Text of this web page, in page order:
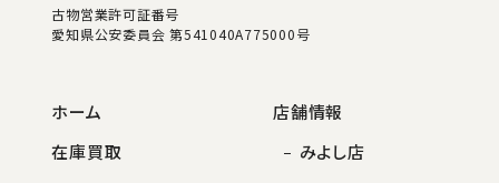
古物営業許可証番号
愛知県公安委員会 第541040A775000号
ホーム
在庫買取
店舗情報
みよし店